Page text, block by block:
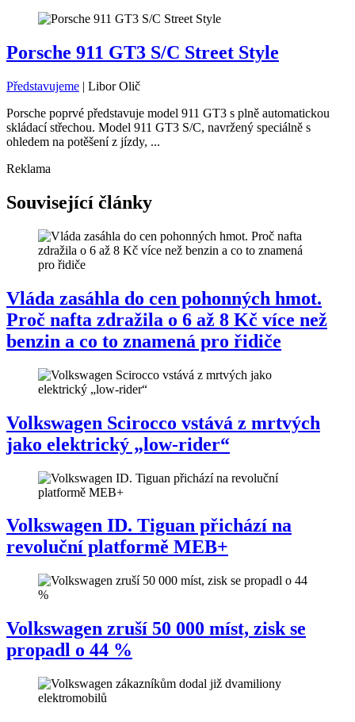
Porsche 911 GT3 S/C Street Style
Představujeme | Libor Olič
Porsche poprvé představuje model 911 GT3 s plně automatickou
skládací střechou. Model 911 GT3 S/C, navržený speciálně s
ohledem na potěšení z jízdy, ...
Reklama
Související články
Vláda zasáhla do cen pohonných hmot.
Proč nafta zdražila o 6 až 8 Kč více než
benzin a co to znamená pro řidiče
Volkswagen Scirocco vstává z mrtvých
jako elektrický „low-rider“
Volkswagen ID. Tiguan přichází na
revoluční platformě MEB+
Volkswagen zruší 50 000 míst, zisk se
propadl o 44 %